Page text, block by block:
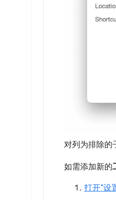
对列为排除的
如需添加新的
打开“设